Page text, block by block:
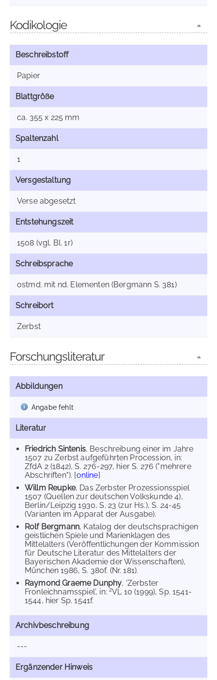
Kodikologie
Beschreibstoff
Papier
Blattgröße
ca. 355 x 225 mm
Spaltenzahl
1
Versgestaltung
Verse abgesetzt
Entstehungszeit
1508 (vgl. Bl. 1r)
Schreibsprache
ostmd. mit nd. Elementen (Bergmann S. 381)
Schreibort
Zerbst
Forschungsliteratur
Abbildungen
Angabe fehlt
Literatur
Friedrich Sintenis, Beschreibung einer im Jahre
1507 zu Zerbst aufgeführten Procession, in:
ZfdA 2 (1842), S. 276-297, hier S. 276 ("mehrere
Abschriften"). [online]
Willm Reupke, Das Zerbster Prozessionsspiel
1507 (Quellen zur deutschen Volkskunde 4),
Berlin/Leipzig 1930, S. 23 (zur Hs.), S. 24-45
(Varianten im Apparat der Ausgabe).
Rolf Bergmann, Katalog der deutschsprachigen
geistlichen Spiele und Marienklagen des
Mittelalters (Veröffentlichungen der Kommission
für Deutsche Literatur des Mittelalters der
Bayerischen Akademie der Wissenschaften),
München 1986, S. 380f. (Nr. 181).
Raymond Graeme Dunphy, 'Zerbster
Fronleichnamsspiel', in:2VL 10 (1999), Sp. 1541-
1544, hier Sp. 1541f.
Archivbeschreibung
---
Ergänzender Hinweis